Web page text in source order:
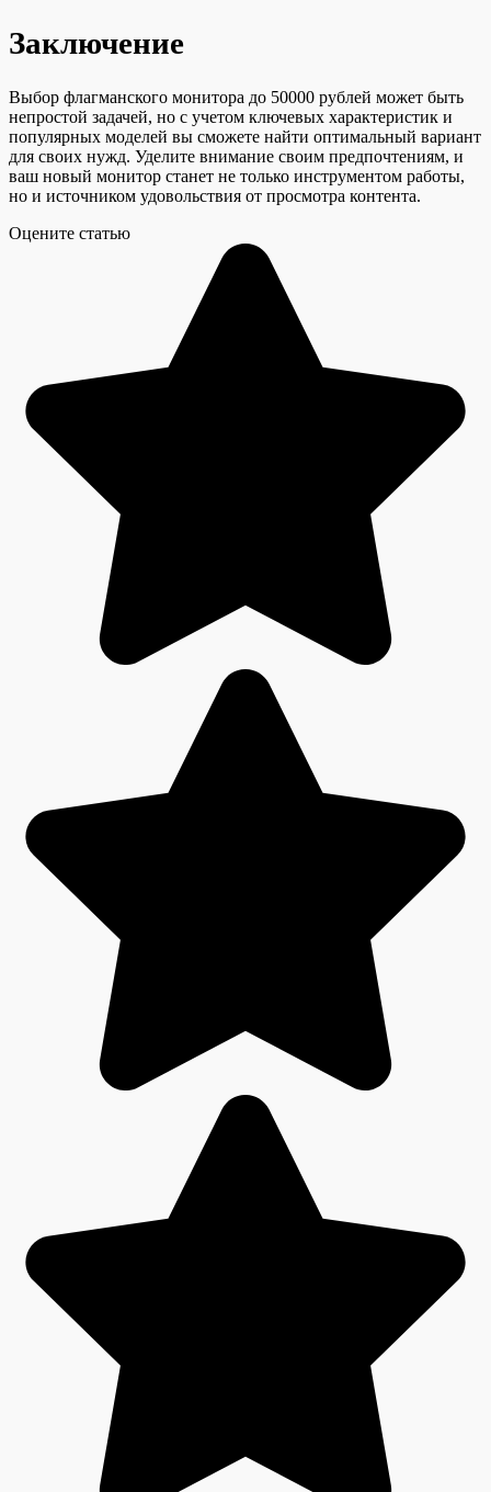
Заключение
Выбор флагманского монитора до 50000 рублей может быть
непростой задачей, но с учетом ключевых характеристик и
популярных моделей вы сможете найти оптимальный вариант
для своих нужд. Уделите внимание своим предпочтениям, и
ваш новый монитор станет не только инструментом работы,
но и источником удовольствия от просмотра контента.
Оцените статью